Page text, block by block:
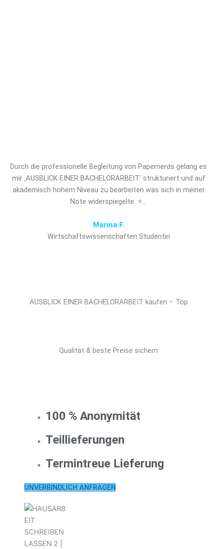
Durch die professionelle Begleitung von Papernerds gelang es
mir ‚AUSBLICK EINER BACHELORARBEIT‘ strukturiert und auf
akademisch hohem Niveau zu bearbeiten was sich in meiner
Note widerspiegelte. ⭐…
Marina F.
Wirtschaftswissenschaften Studentin
AUSBLICK EINER BACHELORARBEIT kaufen – Top
Qualität & beste Preise sichern
100 % Anonymität
Teillieferungen
Termintreue Lieferung
UNVERBINDLICH ANFRAGEN